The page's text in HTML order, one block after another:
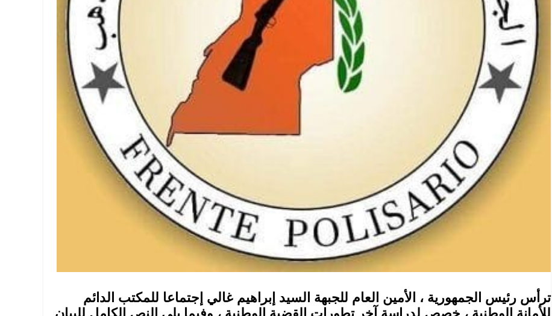
ترأس رئيس الجمهورية ، الأمين العام للجبهة السيد إبراهيم غالي إجتماعا للمكتب الدائم